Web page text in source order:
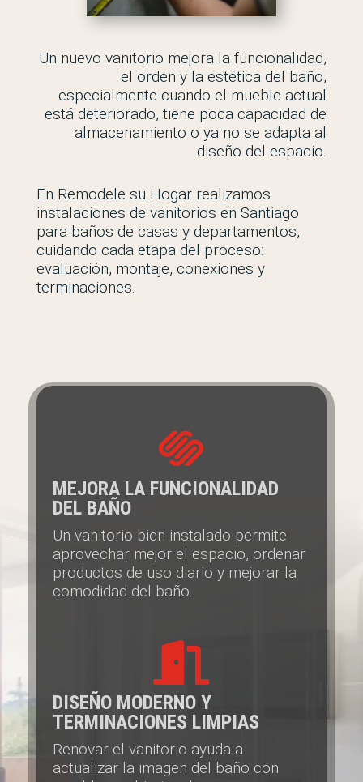
Un nuevo vanitorio mejora la funcionalidad,
el orden y la estética del baño,
especialmente cuando el mueble actual
está deteriorado, tiene poca capacidad de
almacenamiento o ya no se adapta al
diseño del espacio.
En Remodele su Hogar realizamos
instalaciones de vanitorios en Santiago
para baños de casas y departamentos,
cuidando cada etapa del proceso:
evaluación, montaje, conexiones y
terminaciones.

MEJORA LA FUNCIONALIDAD
DEL BAÑO
Un vanitorio bien instalado permite
aprovechar mejor el espacio, ordenar
productos de uso diario y mejorar la
comodidad del baño.

DISEÑO MODERNO Y
TERMINACIONES LIMPIAS
Renovar el vanitorio ayuda a
actualizar la imagen del baño con